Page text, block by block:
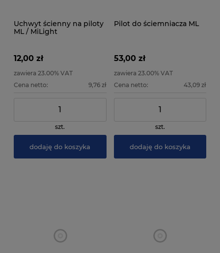
Uchwyt ścienny na piloty
ML / MiLight
12,00 zł
zawiera 23.00% VAT
Cena netto:
9,76 zł
szt.
dodaję do koszyka
Pilot do ściemniacza ML
53,00 zł
zawiera 23.00% VAT
Cena netto:
43,09 zł
szt.
dodaję do koszyka